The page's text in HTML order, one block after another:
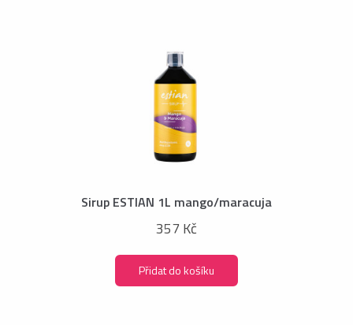
Sirup ESTIAN 1L mango/maracuja
357 Kč
Přidat do košíku